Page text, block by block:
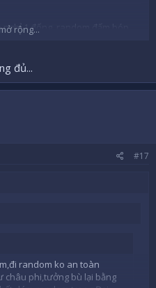
1 đống, random đấm bóp
trc 1,2 tiếng, kẹt thì nằm coi
rộng...
đủ...
#17
random ko an toàn
châu phi,tưởng bù lại bằng